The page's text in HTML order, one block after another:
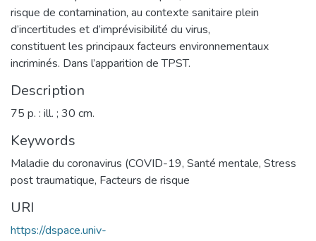
risque de contamination, au contexte sanitaire plein
d’incertitudes et d’imprévisibilité du virus,
constituent les principaux facteurs environnementaux
incriminés. Dans l’apparition de TPST.
Description
75 p. : ill. ; 30 cm.
Keywords
Maladie du coronavirus (COVID-19, Santé mentale, Stress
post traumatique, Facteurs de risque
URI
https://dspace.univ-